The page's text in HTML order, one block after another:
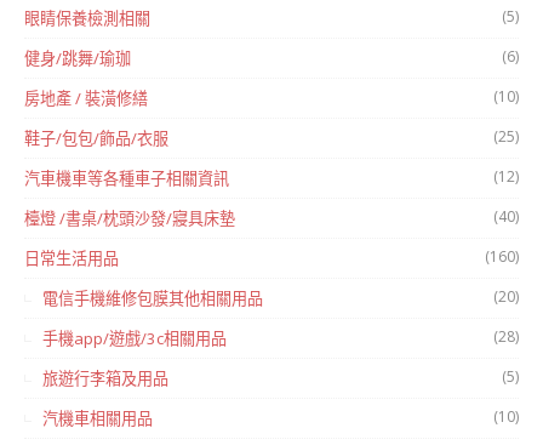
眼睛保養檢測相關 (5)
健身/跳舞/瑜珈 (6)
房地產 / 裝潢修繕 (10)
鞋子/包包/飾品/衣服 (25)
汽車機車等各種車子相關資訊 (12)
檯燈 /書桌/枕頭沙發/寢具床墊 (40)
日常生活用品 (160)
電信手機維修包膜其他相關用品 (20)
手機app/遊戲/3c相關用品 (28)
旅遊行李箱及用品 (5)
汽機車相關用品 (10)